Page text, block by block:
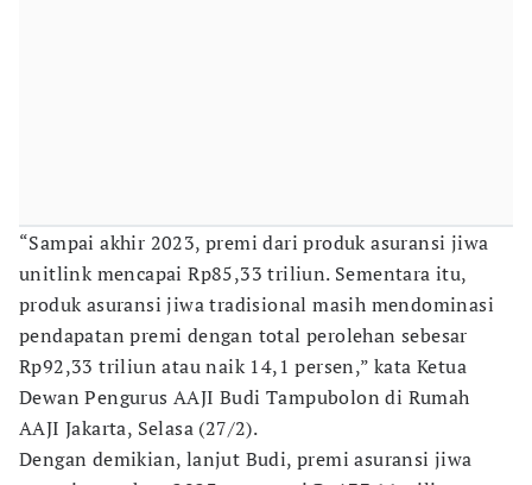
“Sampai akhir 2023, premi dari produk asuransi jiwa
unitlink mencapai Rp85,33 triliun. Sementara itu,
produk asuransi jiwa tradisional masih mendominasi
pendapatan premi dengan total perolehan sebesar
Rp92,33 triliun atau naik 14,1 persen,” kata Ketua
Dewan Pengurus AAJI Budi Tampubolon di Rumah
AAJI Jakarta, Selasa (27/2).
Dengan demikian, lanjut Budi, premi asuransi jiwa